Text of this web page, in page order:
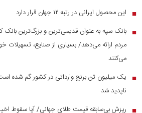
■ این محصول ایرانی در رتبه ۱۲ جهان قرار دارد
■ بانک سپه به عنوان قدیمی‌ترین و بزرگ‌ترین
مردم ارائه می‌دهد/ بسیاری از صنایع، تسهیلات
می‌کنند
■
ناپدید شد
■
ریزش بی‌سابقه قیمت طلای جهانی/ آیا سقوط اخیر